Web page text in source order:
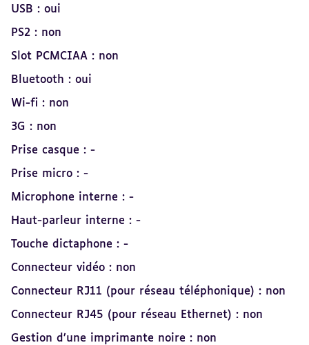
USB : oui
PS2 : non
Slot PCMCIAA : non
Bluetooth : oui
Wi-fi : non
3G : non
Prise casque : -
Prise micro : -
Microphone interne : -
Haut-parleur interne : -
Touche dictaphone : -
Connecteur vidéo : non
Connecteur RJ11 (pour réseau téléphonique) : non
Connecteur RJ45 (pour réseau Ethernet) : non
Gestion d’une imprimante noire : non